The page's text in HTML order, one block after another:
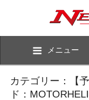
メニュー
カテゴリー：【
ド：